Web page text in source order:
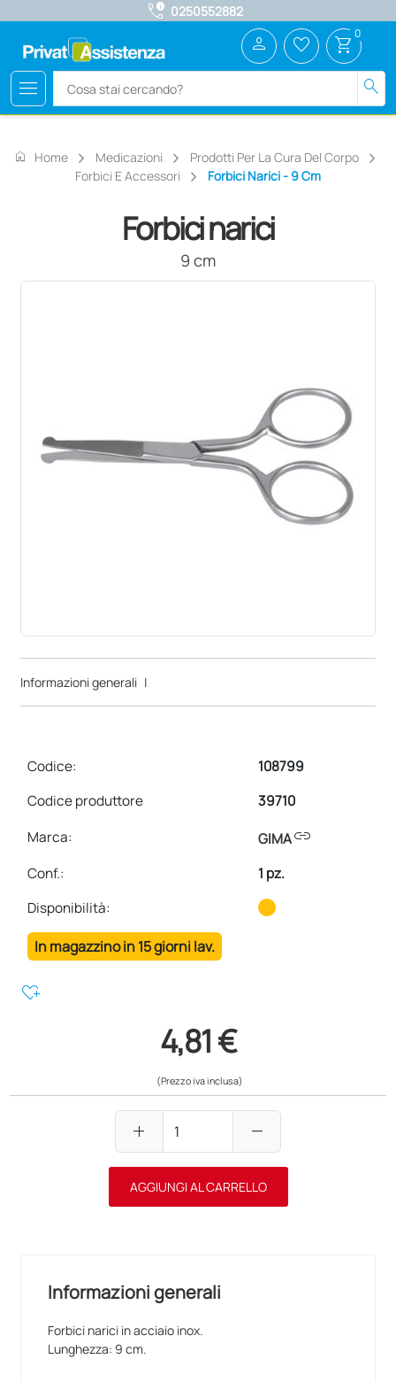
call_quality 0250552882
menu search
person favorite_border shopping_cart 0
home Home Medicazioni
Prodotti Per La Cura Del Corpo
Forbici E Accessori
Forbici Narici - 9 Cm
Forbici narici
9 cm
Informazioni generali |
Codice:
108799
Codice produttore
39710
Marca:
GIMAlink
Conf.:
1 pz.
Disponibilità:
In magazzino in 15 giorni lav.
heart_plus
4,81 €
(Prezzo iva inclusa)
add remove
AGGIUNGI AL CARRELLO
Informazioni generali
Forbici narici in acciaio inox.
Lunghezza: 9 cm.